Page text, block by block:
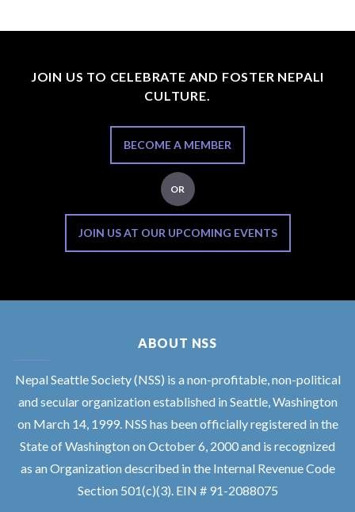
JOIN US TO CELEBRATE AND FOSTER NEPALI
CULTURE.
BECOME A MEMBER
OR
JOIN US AT OUR UPCOMING EVENTS
ABOUT NSS
Nepal Seattle Society (NSS) is a non-profitable, non-political
and secular organization established in Seattle, Washington
on March 14, 1999. NSS has been officially registered in the
State of Washington on October 6, 2000 and is recognized
as an Organization described in the Internal Revenue Code
Section 501(c)(3). EIN # 91-2088075